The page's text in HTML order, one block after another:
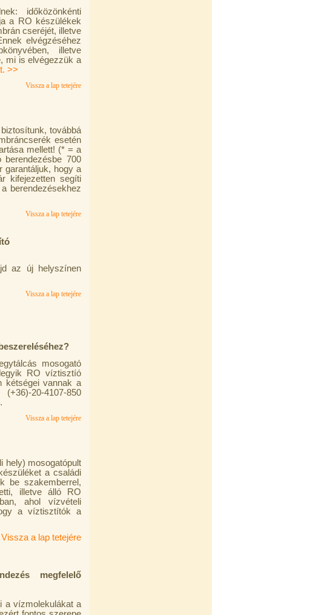
időközönkénti
a RO készülékek
cseréjét, illetve
elvégzéséhez
illetve
mi is elvégezzük a
>>
Vissza a lap tetejére
továbbá
esetén
mellett! (* = a
700
garantáljuk, hogy a
kifejezetten segíti
berendezésekhez
Vissza a lap tetejére
az új helyszínen
Vissza a lap tetejére
mosogató
RO víztisztíó
kétségei vannak a
20-4107-850
Vissza a lap tetejére
hely) mosogatópult
a családi
be szakemberrel,
illetve álló RO
ahol vízvételi
a víztisztítók a
Vissza a lap tetejére
megfelelő
a vízmolekulákat a